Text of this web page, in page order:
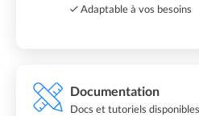
Adaptable à vos besoins
Documentation
Docs et tutoriels disponibles